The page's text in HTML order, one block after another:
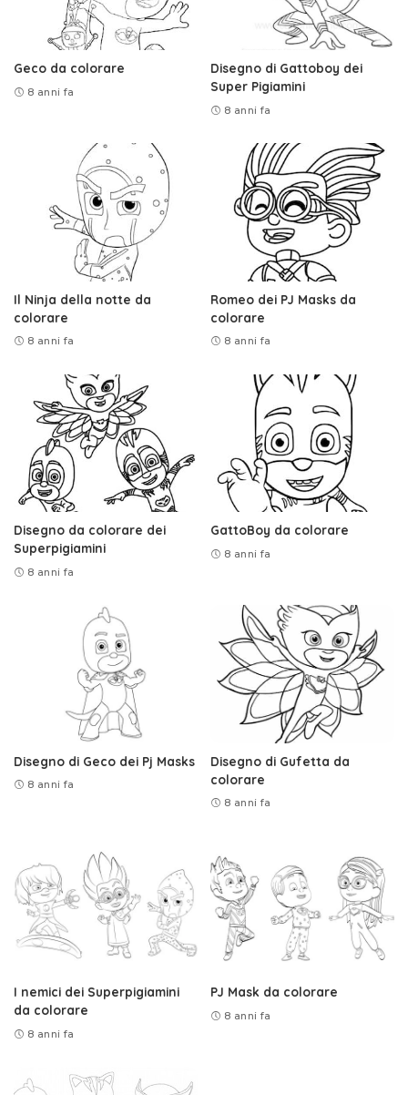
Geco da colorare
8 anni fa
Disegno di Gattoboy dei
Super Pigiamini
8 anni fa
Il Ninja della notte da
colorare
8 anni fa
Romeo dei PJ Masks da
colorare
8 anni fa
Disegno da colorare dei
Superpigiamini
8 anni fa
GattoBoy da colorare
8 anni fa
Disegno di Geco dei Pj Masks
8 anni fa
Disegno di Gufetta da
colorare
8 anni fa
I nemici dei Superpigiamini
da colorare
8 anni fa
PJ Mask da colorare
8 anni fa